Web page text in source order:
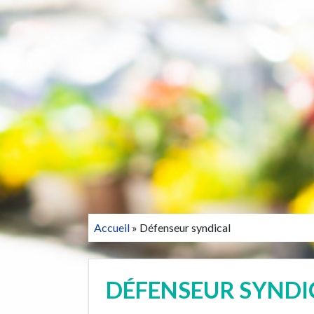
Accueil » Défenseur syndical
DÉFENSEUR